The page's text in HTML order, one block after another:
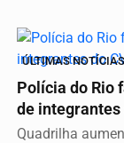
ÚLTIMAS NOTÍCIAS
Polícia do Rio
de integrantes
Quadrilha